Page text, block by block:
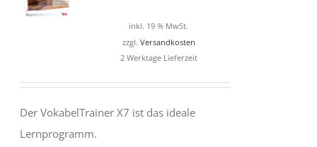
inkl. 19 % MwSt.
zzgl. Versandkosten
2 Werktage Lieferzeit
Der VokabelTrainer X7 ist das ideale
Lernprogramm.